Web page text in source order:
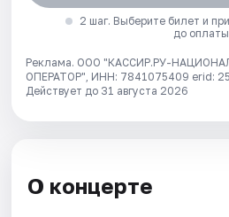
2 шаг. Выберите билет и
до оплаты
Реклама. ООО "КАССИР.РУ-
ОПЕРАТОР", ИНН: 7841075409 erid:
Действует до 31 августа 2026
О концерте